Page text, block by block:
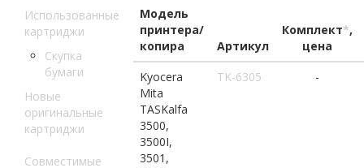
Использованные
картриджи
Скупка
бумаги
Новые
оригинальные
картриджи
Совместимые
Модель
принтера/
копира
Артикул
Комплект*,
цена
Kyocera
Mita
TASKalfa
3500,
3500I,
3501,
TK-6305 -